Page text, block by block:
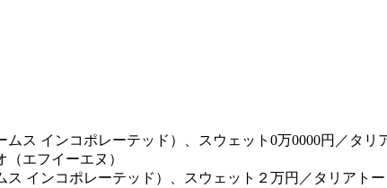
インコポレーテッド）、スウェット２万円／タリアト